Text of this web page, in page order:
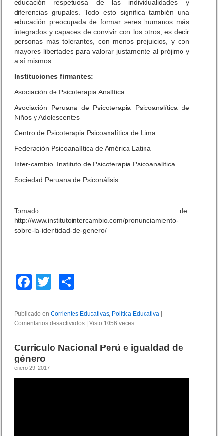
educación respetuosa de las individualidades y
diferencias grupales. Todo esto significa también una
educación preocupada de formar seres humanos más
integrados y capaces de convivir con los otros; es decir
personas más tolerantes, con menos prejuicios, y con
mayores libertades para valorar justamente al prójimo y
a sí mismos.
Instituciones firmantes:
Asociación de Psicoterapia Analítica
Asociación Peruana de Psicoterapia Psicoanalítica de
Niños y Adolescentes
Centro de Psicoterapia Psicoanalítica de Lima
Federación Psicoanalítica de América Latina
Inter-cambio. Instituto de Psicoterapia Psicoanalítica
Sociedad Peruana de Psiconálisis
Tomado de:
http://www.institutointercambio.com/pronunciamiento-
sobre-la-identidad-de-genero/
F
c
e
b
o
o
tt
er
m
p
ar
Publicado en Corrientes Educativas, Política Educativa
Comentarios desactivadose
R
U
Visto:1056 veces
Curriculo Nacional Perú e igualdad de
género
enero 29, 2017